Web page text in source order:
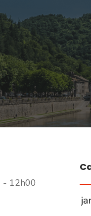
- 12h00